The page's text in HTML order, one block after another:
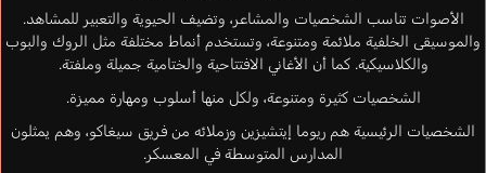
الأصوات تناسب الشخصيات والمشاعر، وتضيف الحيوية والتعبير للمشاهد.
والموسيقى الخلفية ملائمة ومتنوعة، وتستخدم أنماط مختلفة مثل الروك والبوب
والكلاسيكية. كما أن الأغاني الافتتاحية والختامية جميلة وملفتة.
الشخصيات كثيرة ومتنوعة، ولكل منها أسلوب ومهارة مميزة.
الشخصيات الرئيسية هم ريوما إيتشيزين وزملائه من فريق سيغاكو، وهم يمثلون
المدارس المتوسطة في المعسكر.